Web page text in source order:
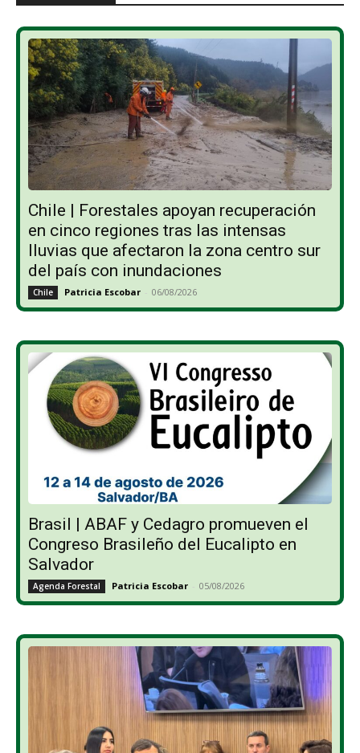
Chile | Forestales apoyan recuperación
en cinco regiones tras las intensas
lluvias que afectaron la zona centro sur
del país con inundaciones
Chile Patricia Escobar - 06/08/2026
Brasil | ABAF y Cedagro promueven el
Congreso Brasileño del Eucalipto en
Salvador
Agenda Forestal Patricia Escobar - 05/08/2026